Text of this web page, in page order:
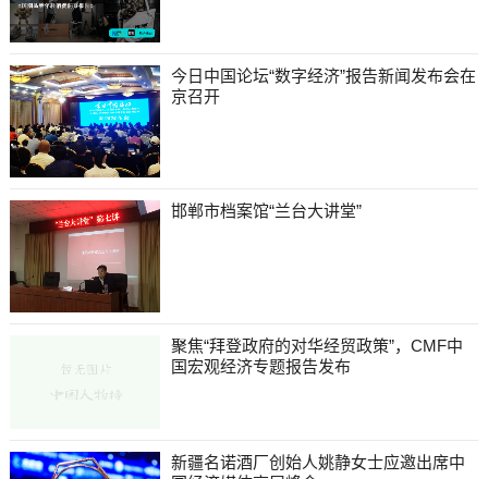
今日中国论坛“数字经济”报告新闻发布会在
京召开
邯郸市档案馆“兰台大讲堂”
聚焦“拜登政府的对华经贸政策”，CMF中
国宏观经济专题报告发布
新疆名诺酒厂创始人姚静女士应邀出席中